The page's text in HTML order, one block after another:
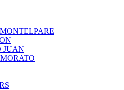
JUAN